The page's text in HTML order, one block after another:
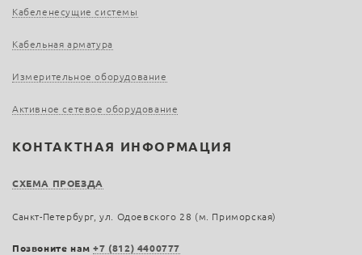
Кабеленесущие системы
Кабельная арматура
Измерительное оборудование
Активное сетевое оборудование
КОНТАКТНАЯ ИНФОРМАЦИЯ
СХЕМА ПРОЕЗДА
Санкт-Петербург, ул. Одоевского 28 (м. Приморская)
Позвоните нам+7 (812) 4400777